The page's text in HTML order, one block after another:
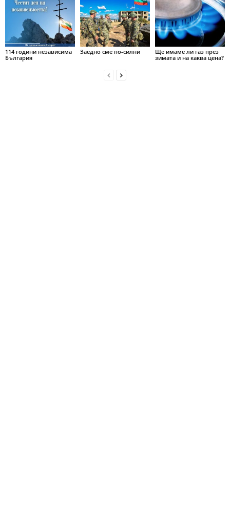
114 години независима
България
Заедно сме по-силни
Ще имаме ли газ през
зимата и на каква цена?